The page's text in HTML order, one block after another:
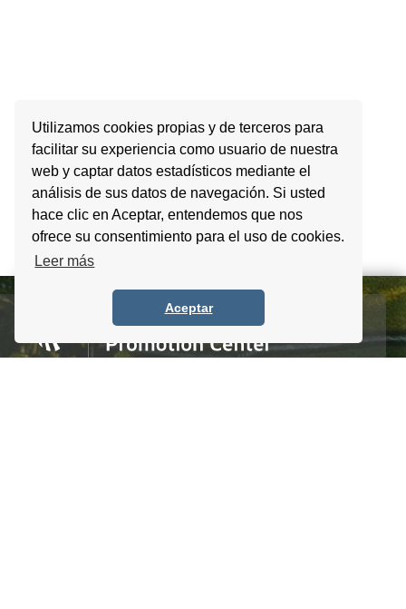
Utilizamos cookies propias y de terceros para
facilitar su experiencia como usuario de nuestra
web y captar datos estadísticos mediante el
análisis de sus datos de navegación. Si usted
hace clic en Aceptar, entendemos que nos
ofrece su consentimiento para el uso de cookies.
Leer más
Aceptar